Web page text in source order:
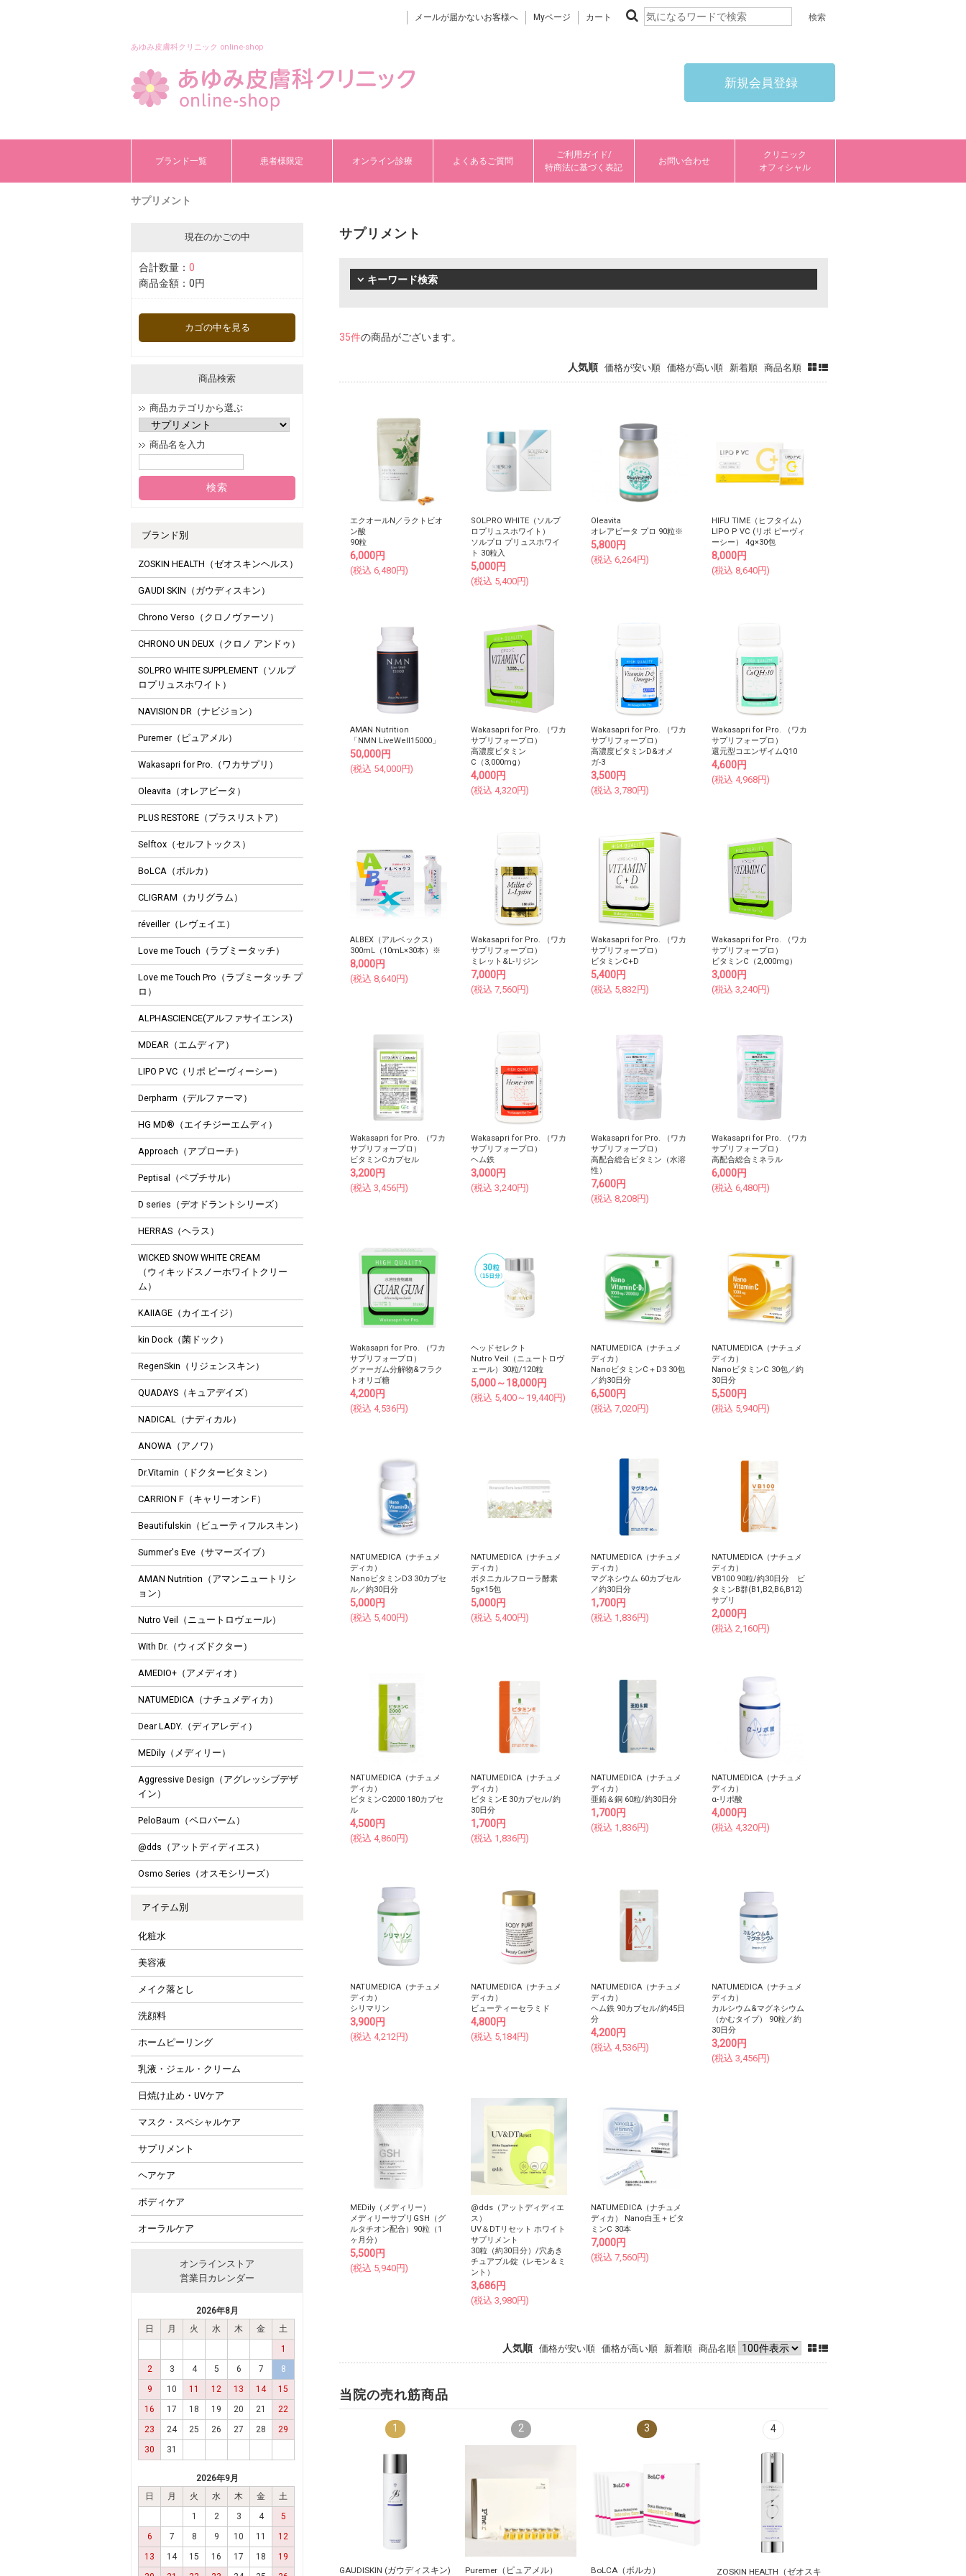
メールが届かないお客様へ Myページ カート
あゆみ皮膚科クリニック online-shop
新規会員登録
ブランド一覧 患者様限定 オンライン診療 よくあるご質問
ご利用ガイド/
特商法に基づく表記
お問い合わせ
クリニック
オフィシャル
サプリメント
現在のかごの中
合計数量： 0
商品金額： 0円
カゴの中を見る
商品検索
商品カテゴリから選ぶ
商品名を入力
ブランド別
ZOSKIN HEALTH（ゼオスキンヘルス）
GAUDI SKIN（ガウディスキン）
Chrono Verso（クロノヴァーソ）
CHRONO UN DEUX（クロノ アンドゥ）
SOLPRO WHITE SUPPLEMENT（ソルプ
ロプリュスホワイト）
NAVISION DR（ナビジョン）
Puremer（ピュアメル）
Wakasapri for Pro.（ワカサプリ）
Oleavita（オレアビータ）
PLUS RESTORE（プラスリストア）
Selftox（セルフトックス）
BoLCA（ボルカ）
CLIGRAM（カリグラム）
réveiller（レヴェイエ）
Love me Touch（ラブミータッチ）
Love me Touch Pro（ラブミータッチ プ
ロ）
ALPHASCIENCE(アルファサイエンス)
MDEAR（エムディア）
LIPO P VC（リポ ピーヴィーシー）
Derpharm（デルファーマ）
HG MD®（エイチジーエムディ）
Approach（アプローチ）
Peptisal（ペプチサル）
D series（デオドラントシリーズ）
HERRAS（ヘラス）
WICKED SNOW WHITE CREAM
（ウィキッドスノーホワイトクリー
ム）
KAIIAGE（カイエイジ）
kin Dock（菌ドック）
RegenSkin（リジェンスキン）
QUADAYS（キュアデイズ）
NADICAL（ナディカル）
ANOWA（アノワ）
Dr.Vitamin（ドクタービタミン）
CARRION F（キャリーオン F）
Beautifulskin（ビューティフルスキン）
Summer's Eve（サマーズイブ）
AMAN Nutrition（アマンニュートリシ
ョン）
Nutro Veil（ニュートロヴェール）
With Dr.（ウィズドクター）
AMEDIO+（アメディオ）
NATUMEDICA（ナチュメディカ）
Dear LADY.（ディアレディ）
MEDily（メディリー）
Aggressive Design（アグレッシブデザ
イン）
PeloBaum（ペロバーム）
@dds（アットディディエス）
Osmo Series（オスモシリーズ）
アイテム別
化粧水
美容液
メイク落とし
洗顔料
ホームピーリング
乳液・ジェル・クリーム
日焼け止め・UVケア
マスク・スペシャルケア
サプリメント
ヘアケア
ボディケア
オーラルケア
オンラインストア
営業日カレンダー
2026年8月
日
月 火 水 木 金
土
1
2
3 4 5 6 7
8
9
10 11 12 13 14
15
16
17 18 19 20 21
22
23
24 25 26 27 28
29
30
31
2026年9月
日
月 火 水 木 金
土
1
2 3 4
5
6
7 8 9 10 11
12
13
14 15 16 17 18
19
サプリメント
キーワード検索
35件の商品がございます。
人気順 価格が安い順 価格が高い順 新着順 商品名順
エクオールN／ラクトビオ
ン酸
90粒
6,000円
(税込 6,480円)
SOLPRO WHITE（ソルプ
ロプリュスホワイト）
ソルプロ プリュスホワイ
ト 30粒入
5,000円
(税込 5,400円)
Oleavita
オレアビータ プロ 90粒※
5,800円
(税込 6,264円)
HIFU TIME（ヒフタイム）
LIPO P VC (リポ ピーヴィ
ーシー） 4g×30包
8,000円
(税込 8,640円)
AMAN Nutrition
「NMN LiveWell15000」
50,000円
(税込 54,000円)
Wakasapri for Pro. （ワカ
サプリフォープロ）
高濃度ビタミン
C（3,000mg）
4,000円
(税込 4,320円)
Wakasapri for Pro. （ワカ
サプリフォープロ）
高濃度ビタミンD&オメ
ガ-3
3,500円
(税込3,780円)
Wakasapri for Pro. （ワカ
サプリフォープロ）
還元型コエンザイムQ10
4,600円
(税込 4,968円)
ALBEX（アルベックス）
300mL（10mL×30本）※
8,000円
(税込 8,640円)
Wakasapri for Pro. （ワカ
サプリフォープロ）
ミレット&L-リジン
7,000円
(税込 7,560円)
Wakasapri for Pro. （ワカ
サプリフォープロ）
ビタミンC+D
5,400円
(税込 5,832円)
Wakasapri for Pro. （ワカ
サプリフォープロ）
ビタミンC（2,000mg）
3,000円
(税込 3,240円)
Wakasapri for Pro. （ワカ
サプリフォープロ）
ビタミンCカプセル
3,200円
(税込3,456円)
Wakasapri for Pro. （ワカ
サプリフォープロ）
ヘム鉄
3,000円
(税込 3,240円)
Wakasapri for Pro. （ワカ
サプリフォープロ）
高配合総合ビタミン（水溶
性）
7,600円
(税込 8,208円)
Wakasapri for Pro. （ワカ
サプリフォープロ）
高配合総合ミネラル
6,000円
(税込 6,480円)
Wakasapri for Pro. （ワカ
サプリフォープロ）
グァーガム分解物&フラク
トオリゴ糖
4,200円
(税込 4,536円)
ヘッドセレクト
Nutro Veil（ニュートロヴ
ェール）30粒/120粒
5,000～18,000円
(税込 5,400～19,440円)
NATUMEDICA（ナチュメ
ディカ）
NanoビタミンC＋D3 30包
／約30日分
6,500円
(税込 7,020円)
NATUMEDICA（ナチュメ
ディカ）
NanoビタミンC 30包／約
30日分
5,500円
(税込 5,940円)
NATUMEDICA（ナチュメ
ディカ）
NanoビタミンD3 30カプセ
ル／約30日分
5,000円
(税込 5,400円)
NATUMEDICA（ナチュメ
ディカ）
ボタニカルフローラ酵素
5g×15包
5,000円
(税込 5,400円)
NATUMEDICA（ナチュメ
ディカ）
マグネシウム 60カプセル
／約30日分
1,700円
(税込 1,836円)
NATUMEDICA（ナチュメ
ディカ）
VB100 90粒/約30日分 ビ
タミンB群(B1,B2,B6,B12)
サプリ
2,000円
(税込 2,160円)
NATUMEDICA（ナチュメ
ディカ）
ビタミンC2000 180カプセ
ル
4,500円
(税込 4,860円)
NATUMEDICA（ナチュメ
ディカ）
ビタミンE 30カプセル/約
30日分
1,700円
(税込 1,836円)
NATUMEDICA（ナチュメ
ディカ）
亜鉛＆銅 60粒/約30日分
1,700円
(税込 1,836円)
NATUMEDICA（ナチュメ
ディカ）
α-リポ酸
4,000円
(税込 4,320円)
NATUMEDICA（ナチュメ
ディカ）
シリマリン
3,900円
(税込 4,212円)
NATUMEDICA（ナチュメ
ディカ）
ビューティーセラミド
4,800円
(税込 5,184円)
NATUMEDICA（ナチュメ
ディカ）
ヘム鉄 90カプセル/約45日
分
4,200円
(税込 4,536円)
NATUMEDICA（ナチュメ
ディカ）
カルシウム&マグネシウム
（かむタイプ） 90粒／約
30日分
3,200円
(税込 3,456円)
MEDily（メディリー）
メディリーサプリGSH（グ
ルタチオン配合）90粒（1
ヶ月分）
5,500円
(税込 5,940円)
@dds（アットディディエ
ス）
UV＆DTリセット ホワイト
サプリメント
30粒（約30日分）/穴あき
チュアブル錠（レモン＆ミ
ント）
3,686円
(税込 3,980円)
NATUMEDICA（ナチュメ
ディカ） Nano白玉＋ビタ
ミンC 30本
7,000円
(税込 7,560円)
人気順 価格が安い順 価格が高い順 新着順 商品名順
当院の売れ筋商品
3
BoLCA（ボルカ） ZOSKIN HEALTH（ゼオスキ
1
GAUDISKIN (ガウディスキン)
2
Puremer（ピュアメル）
3
BoLCA（ボルカ）
4
ZOSKIN HEALTH（ゼオスキ